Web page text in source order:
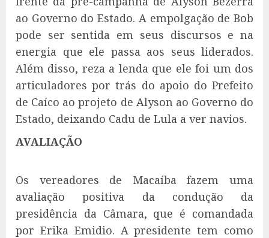
ao Governo do Estado. A empolgação de Bob
pode ser sentida em seus discursos e na
energia que ele passa aos seus liderados.
Além disso, reza a lenda que ele foi um dos
articuladores por trás do apoio do Prefeito
de Caíco ao projeto de Alyson ao Governo do
Estado, deixando Cadu de Lula a ver navios.
AVALIAÇÃO
Os vereadores de Macaíba fazem uma
avaliação positiva da condução da
presidência da Câmara, que é comandada
por Erika Emidio. A presidente tem como